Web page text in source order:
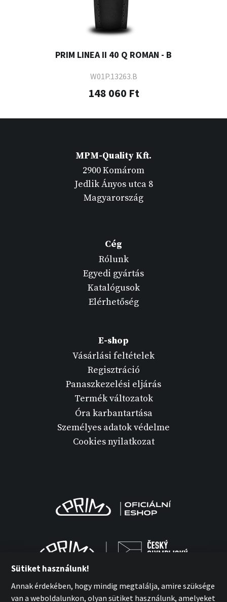
PRIM LINEA II 40 Q ROMAN - B
W01P.13263.B
148 060 Ft
MPM-Quality Kft.
2900 Komárom
Jedlik Ányos utca 8
Magyarország
Cég
Rólunk
Egyedi gyártás
Katalógusok
Elérhetőség
E-shop
Vásárlási feltételek
Regisztráció
Panaszkezelési eljárás
Termék változatok
Óra karbantartása
Személyes adatok védelme
Cookies nyilatkozat
Sütiket használunk!
Annak érdekében, hogy mindig megtalálja, amire szüksége
van a weboldalunkon, olyan sütiket használunk, amelyeket